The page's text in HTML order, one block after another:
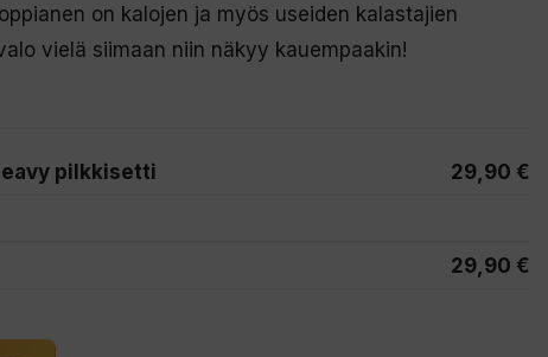
on kalojen ja myös useiden kalastajien
vielä siimaan niin näkyy kauempaakin!
pilkkisetti 29,90 €
29,90 €